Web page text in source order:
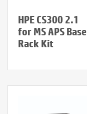
HPE CS300 2.1
for MS APS Base
Rack Kit